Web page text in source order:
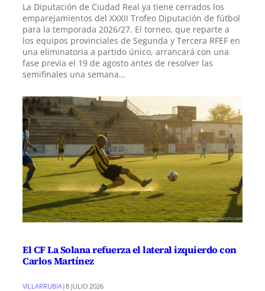
La Diputación de Ciudad Real ya tiene cerrados los
emparejamientos del XXXII Trofeo Diputación de fútbol
para la temporada 2026/27. El torneo, que reparte a
los equipos provinciales de Segunda y Tercera RFEF en
una eliminatoria a partido único, arrancará con una
fase previa el 19 de agosto antes de resolver las
semifinales una semana…
El CF La Solana refuerza el lateral izquierdo con
Carlos Martínez
VILLARRUBIA |8 JULIO 2026